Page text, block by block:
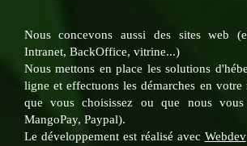
Nous concevons aussi des sites web
Intranet, BackOffice, vitrine...)
Nous mettons en place les solutions
ligne et effectuons les démarches en votre
que vous choisissez ou que nous
MangoPay, Paypal).
Le développement est réalisé avec Webdev